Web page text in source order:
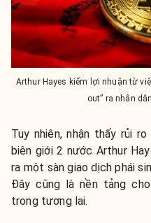
Arthur Hayes kiếm lợi nhuận từ
out” ra nhân
Tuy nhiên, nhận thấy rủi
biên giới 2 nước Arthur
ra một sàn giao dịch phái
Đây cũng là nền tảng
trong tương lai.